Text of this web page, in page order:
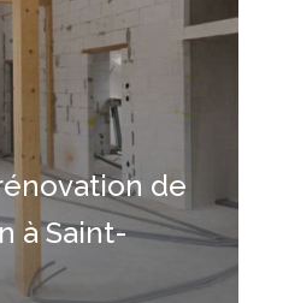
de
à Saint-